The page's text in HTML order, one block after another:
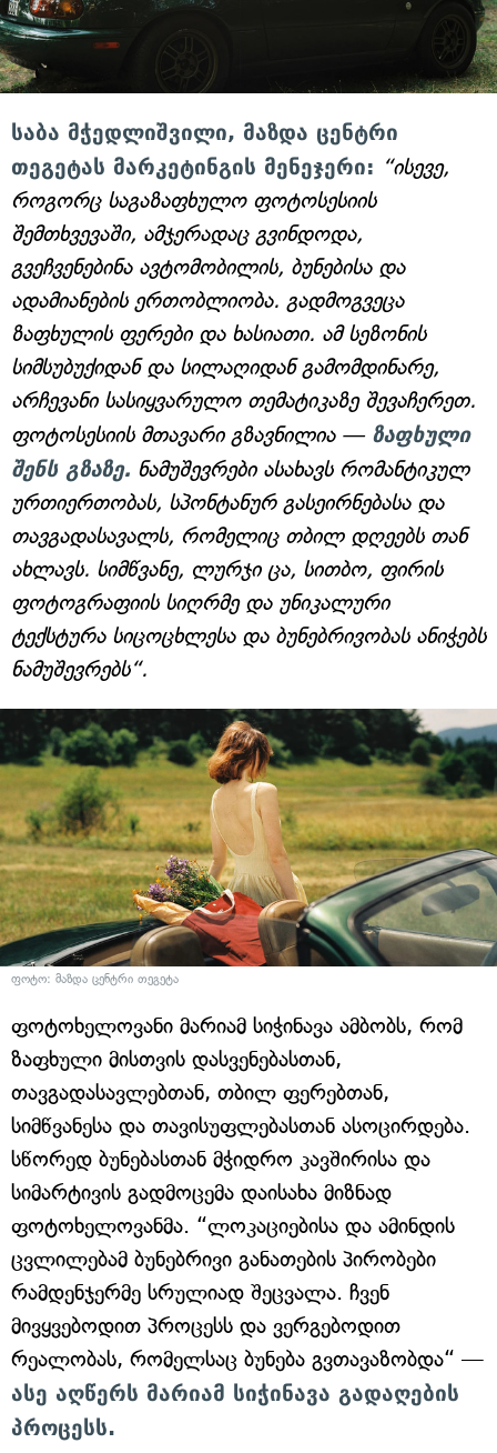
საბა მჭედლიშვილი, მაზდა ცენტრი
თეგეტას მარკეტინგის მენეჯერი: “ისევე,
როგორც საგაზაფხულო ფოტოსესიის
შემთხვევაში, ამჯერადაც გვინდოდა,
გვეჩვენებინა ავტომობილის, ბუნებისა და
ადამიანების ერთობლიობა. გადმოგვეცა
ზაფხულის ფერები და ხასიათი. ამ სეზონის
სიმსუბუქიდან და სილაღიდან გამომდინარე,
არჩევანი სასიყვარულო თემატიკაზე შევაჩერეთ.
ფოტოსესიის მთავარი გზავნილია —ზაფხული
შენს გზაზე. ნამუშევრები ასახავს რომანტიკულ
ურთიერთობას, სპონტანურ გასეირნებასა და
თავგადასავალს, რომელიც თბილ დღეებს თან
ახლავს. სიმწვანე, ლურჯი ცა, სითბო, ფირის
ფოტოგრაფიის სიღრმე და უნიკალური
ტექსტურა სიცოცხლესა და ბუნებრივობას ანიჭებს
ნამუშევრებს“.
ფოტო: მაზდა ცენტრი თეგეტა
ფოტოხელოვანი მარიამ სიჭინავა ამბობს, რომ
ზაფხული მისთვის დასვენებასთან,
თავგადასავლებთან, თბილ ფერებთან,
სიმწვანესა და თავისუფლებასთან ასოცირდება.
სწორედ ბუნებასთან მჭიდრო კავშირისა და
სიმარტივის გადმოცემა დაისახა მიზნად
ფოტოხელოვანმა. “ლოკაციებისა და ამინდის
ცვლილებამ ბუნებრივი განათების პირობები
რამდენჯერმე სრულიად შეცვალა. ჩვენ
მივყვებოდით პროცესს და ვერგებოდით
რეალობას, რომელსაც ბუნება გვთავაზობდა“ —
ასე აღწერს მარიამ სიჭინავა გადაღების
პროცესს.